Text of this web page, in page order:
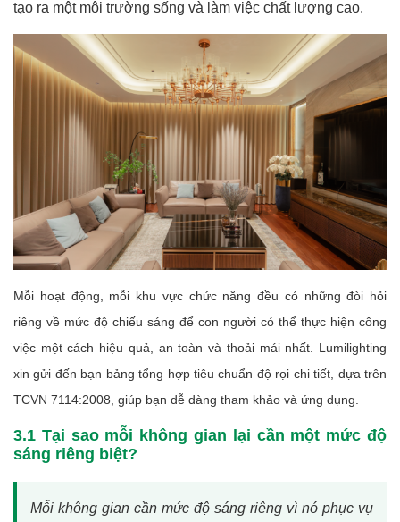
tạo ra một môi trường sống và làm việc chất lượng cao.
Mỗi hoạt động, mỗi khu vực chức năng đều có những đòi hỏi
riêng về mức độ chiếu sáng để con người có thể thực hiện công
việc một cách hiệu quả, an toàn và thoải mái nhất. Lumilighting
xin gửi đến bạn bảng tổng hợp tiêu chuẩn độ rọi chi tiết, dựa trên
TCVN 7114:2008, giúp bạn dễ dàng tham khảo và ứng dụng.
3.1 Tại sao mỗi không gian lại cần một mức độ
sáng riêng biệt?
Mỗi không gian cần mức độ sáng riêng vì nó phục vụ